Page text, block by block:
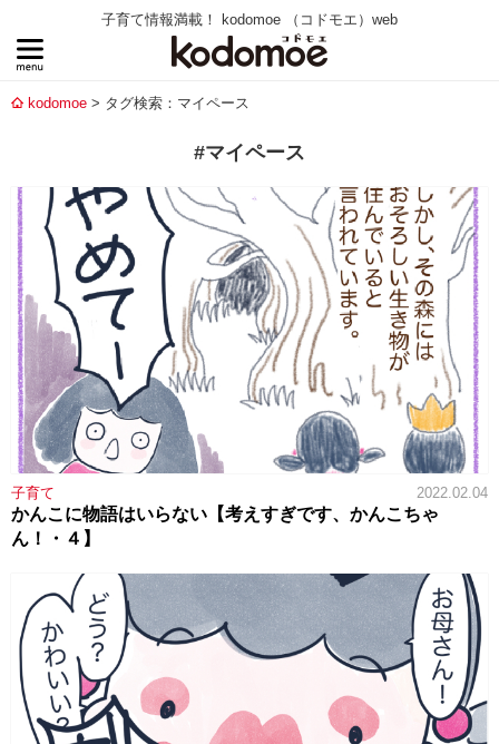
子育て情報満載！ kodomoe （コドモエ）web
kodomoe タグ検索：マイペース
#マイペース
子育て 2022.02.04
かんこに物語はいらない【考えすぎです、かんこちゃ
ん！・４】